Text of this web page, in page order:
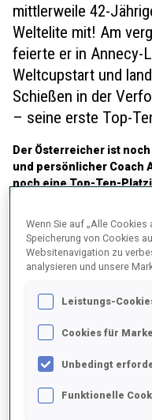
mittlerweile 42-
Weltelite mit! Am
feierte er in Annecy-
Weltcupstart und
Schießen in der
– seine erste Top-
Der Österreicher ist
und persönlicher Coach
noch eine Top-Ten-
ein brillanter Schütze
Schießleistung noch
Ziel: die fünfte
riesige Motivation.
beträgt nur 2,5 Stunden.
Wenn Sie auf „Alle Cookies
Speicherung von Cookies
Websitenavigation zu
analysieren und unsere
Leistungs-
Cookies für
Unbedingt
Funktionelle